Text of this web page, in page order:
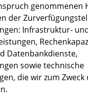
genommenen
der
Infrastruktur-
Datenbankdienste,
sowie technische
die wir zum Zweck